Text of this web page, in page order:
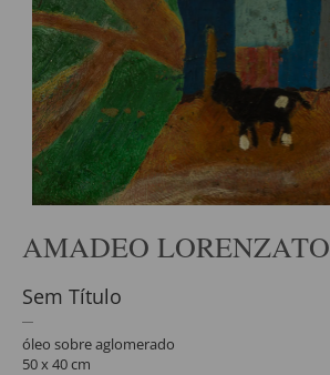
AMADEO LORENZATO
Sem Título
óleo sobre aglomerado
50 x 40 cm